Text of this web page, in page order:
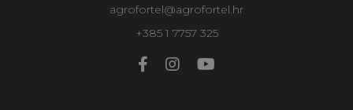
agrofortel@agrofortel.hr
+385 1 7757 325